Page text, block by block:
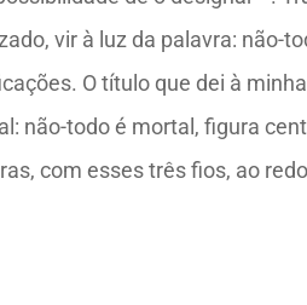
vir à luz da palavra: não-
O título que dei à
não-todo é mortal, figura
com esses três fios, ao